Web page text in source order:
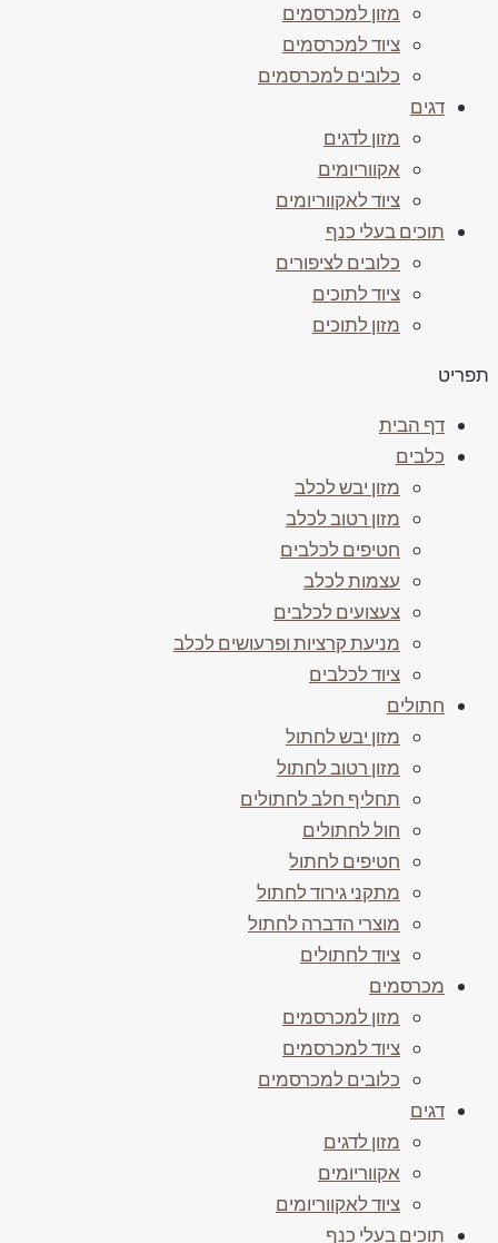
מזון למכרסמים
ציוד למכרסמים
כלובים למכרסמים
דגים
מזון לדגים
אקווריומים
ציוד לאקווריומים
תוכים בעלי כנף
כלובים לציפורים
ציוד לתוכים
מזון לתוכים
דף הבית
כלבים
מזון יבש לכלב
מזון רטוב לכלב
חטיפים לכלבים
עצמות לכלב
צעצועים לכלבים
מניעת קרציות ופרעושים לכלב
ציוד לכלבים
חתולים
מזון יבש לחתול
מזון רטוב לחתול
תחליף חלב לחתולים
חול לחתולים
חטיפים לחתול
מתקני גירוד לחתול
מוצרי הדברה לחתול
ציוד לחתולים
מכרסמים
מזון למכרסמים
ציוד למכרסמים
כלובים למכרסמים
דגים
מזון לדגים
אקווריומים
ציוד לאקווריומים
תוכים בעלי כנף